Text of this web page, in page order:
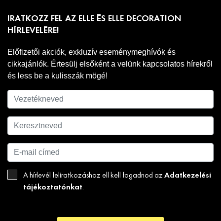
IRATKOZZ FEL AZ ELLE ÉS ELLE DECORATION
HÍRLEVELÉRE!
Előfizetői akciók, exkluzív eseménymeghívók és
cikkajánlók. Értesülj elsőként a velünk kapcsolatos hírekről
és less be a kulisszák mögé!
A hírlevél feliratkozáshoz ell kell fogadnod az Adatkezelési
tájékoztatónkat.